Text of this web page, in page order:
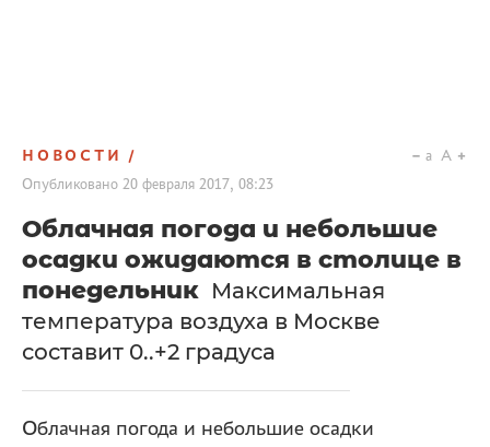
НОВОСТИ
Опубликовано 20 февраля 2017, 08:23
a A
Облачная погода и небольшие
осадки ожидаются в столице в
понедельник Максимальная
температура воздуха в Москве
составит 0..+2 градуса
Облачная погода и небольшие осадки